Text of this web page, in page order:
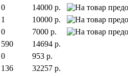
0
14000 р.
1
10000 р.
0
7000 р.
590
14694 р.
0
953 р.
136
32257 р.